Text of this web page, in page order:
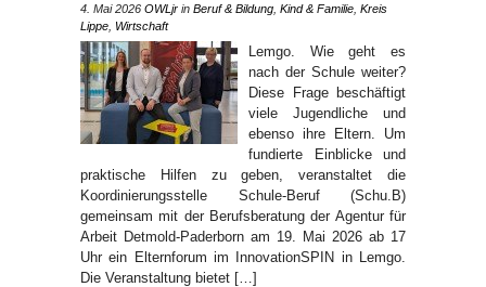
4. Mai 2026 OWLjr in Beruf & Bildung Kind & Familie Kreis
Lippe Wirtschaft
Lemgo. Wie geht es
nach der Schule weiter?
Diese Frage beschäftigt
viele Jugendliche und
ebenso ihre Eltern. Um
fundierte Einblicke und
praktische Hilfen zu geben, veranstaltet die
Koordinierungsstelle Schule-Beruf (Schu.B)
gemeinsam mit der Berufsberatung der Agentur für
Arbeit Detmold-Paderborn am 19. Mai 2026 ab 17
Uhr ein Elternforum im InnovationSPIN in Lemgo.
Die Veranstaltung bietet […]